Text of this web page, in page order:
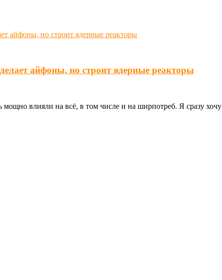
айфоны, но строит ядерные реакторы
влияли на всё, в том числе и на ширпотреб. Я сразу хочу